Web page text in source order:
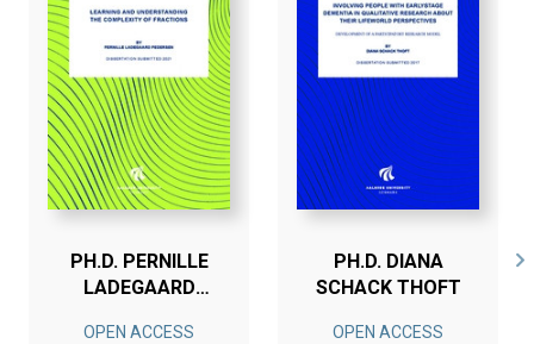
PH.D. PERNILLE
LADEGAARD
OPEN ACCESS
PH.D. DIANA
SCHACK THOFT
OPEN ACCESS